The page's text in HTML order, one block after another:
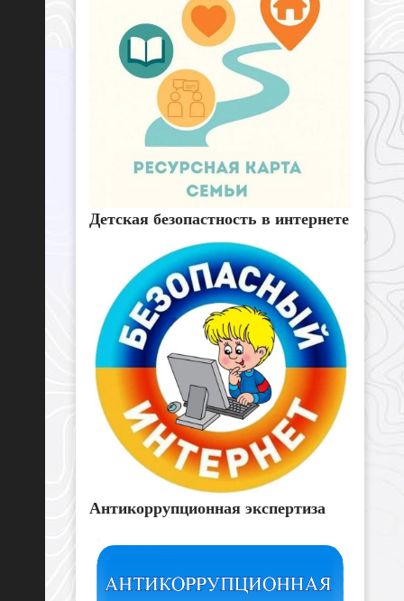
Детская безопастность в интернете
Антикоррупционная экспертиза